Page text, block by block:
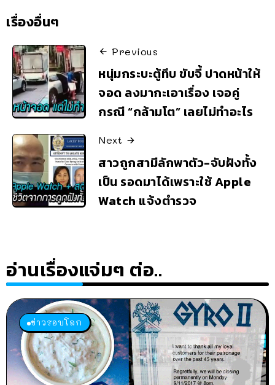
เรื่องอื่นๆ
Previous
หนุ่มกระบะตู้ทึบ ขับจี้ ปาดหน้าให้
จอด ลงมากะเอาเรื่อง เจอคู่
กรณี “กล้ามโต” เลยไม่ทำอะไร
Next
สาวถูกสามีลักพาตัว-จับฝังทั้ง
เป็น รอดมาได้เพราะใช้ Apple
Watch แจ้งตำรวจ
อ่านเรื่องแจ่มๆ ต่อ..
ข่าวรอบโลก